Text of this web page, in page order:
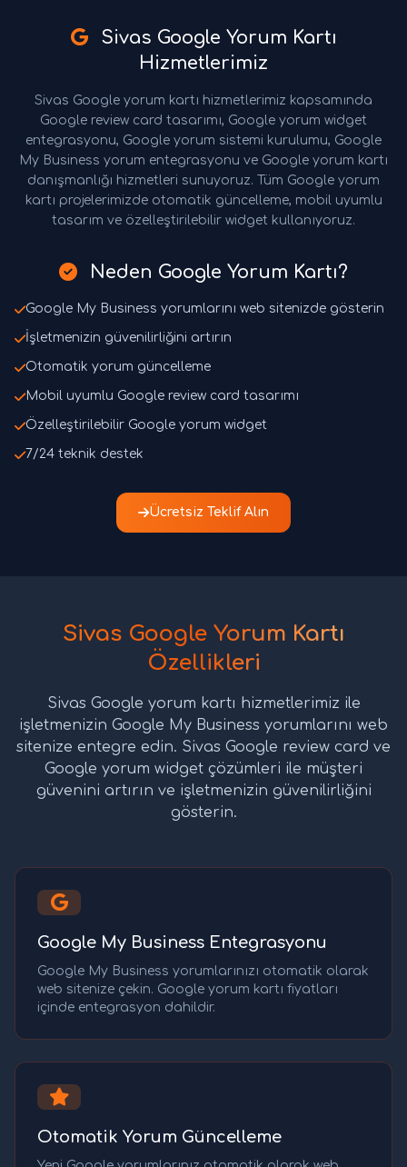
Sivas Google Yorum Kartı
Hizmetlerimiz
Sivas Google yorum kartı hizmetlerimiz kapsamında
Google review card tasarımı, Google yorum widget
entegrasyonu, Google yorum sistemi kurulumu, Google
My Business yorum entegrasyonu ve Google yorum kartı
danışmanlığı hizmetleri sunuyoruz. Tüm Google yorum
kartı projelerimizde otomatik güncelleme, mobil uyumlu
tasarım ve özelleştirilebilir widget kullanıyoruz.
Neden Google Yorum Kartı?
Google My Business yorumlarını web sitenizde gösterin
İşletmenizin güvenilirliğini artırın
Otomatik yorum güncelleme
Mobil uyumlu Google review card tasarımı
Özelleştirilebilir Google yorum widget
7/24 teknik destek
Ücretsiz Teklif Alın
Sivas Google Yorum Kartı
Özellikleri
Sivas Google yorum kartı hizmetlerimiz ile
işletmenizin Google My Business yorumlarını web
sitenize entegre edin. Sivas Google review card ve
Google yorum widget çözümleri ile müşteri
güvenini artırın ve işletmenizin güvenilirliğini
gösterin.
Google My Business Entegrasyonu
Google My Business yorumlarınızı otomatik olarak
web sitenize çekin. Google yorum kartı fiyatları
içinde entegrasyon dahildir.
Otomatik Yorum Güncelleme